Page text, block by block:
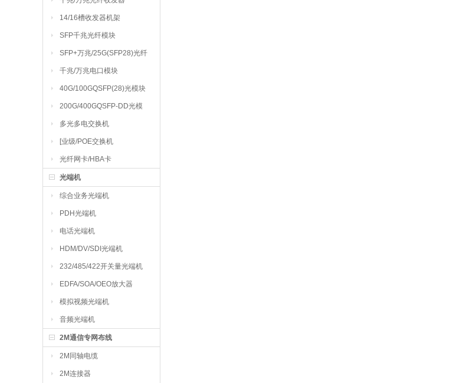
14/16槽收发器机架
SFP千兆光纤模块
SFP+万兆/25G(SFP28)光纤
模块
千兆/万兆电口模块
40G/100GQSFP(28)光模块
200G/400GQSFP-DD光模
块
多光多电交换机
[业级/POE交换机
光纤网卡/HBA卡
光端机
综合业务光端机
PDH光端机
电话光端机
HDM/DV/SDI光端机
232/485/422开关量光端机
EDFA/SOA/OEO放大器
模拟视频光端机
音频光端机
2M通信专网布线
2M同轴电缆
2M连接器